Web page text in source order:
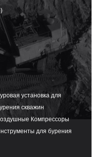
установка для
скважин
Компрессоры
для бурения